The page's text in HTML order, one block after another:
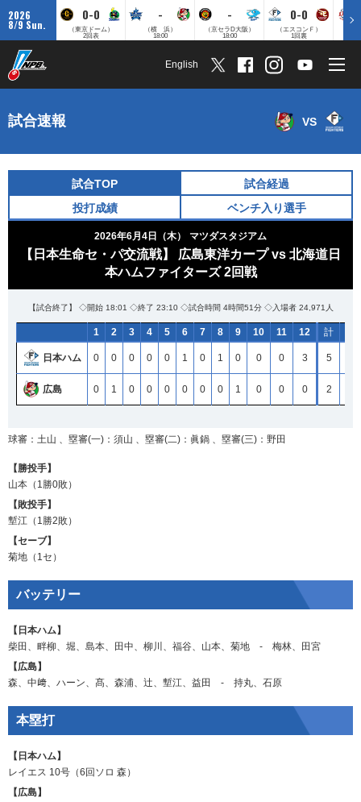
2026
8/9 Sun.
0-0
（東京ドーム）
2回表
-
（横 浜）
18:00
-
（京セラD大阪）
18:00
0-0
（エスコンＦ）
1回裏
English
試合速報 VS
試合TOP
試合経過
投打成績
ベンチ入り選手
2026年6月4日（木） マツダスタジアム
【日本生命セ・パ交流戦】 広島東洋カープ vs 北海道日
本ハムファイターズ 2回戦
【試合終了】 ◇開始 18:01 ◇終了 23:10 ◇試合時間 4時間51分 ◇入場者 24,971人
1 2 3 4 5 6 7 8 9 10 11 12 計
日本ハム 0 0 0 0 0 1 0 1 0 0 0 3 5
広島 0 1 0 0 0 0 0 0 1 0 0 0 2
1 2 3 4 5 6 7 8 9 10 11 12 計
日本ハム 0 0 0 0 0 1 0 1 0 0 0 3 5
広島 0 1 0 0 0 0 0 0 1 0 0 0 2
1 2 3 4 5 6 7 8 9 10 11 12 計
日本ハム 0 0 0 0 0 1 0 1 0 0 0 3 5
広島 0 1 0 0 0 0 0 0 1 0 0 0 2
1 2 3 4 5 6 7 8 9 10 11 12 計
日本ハム 0 0 0 0 0 1 0 1 0 0 0 3 5
広島 0 1 0 0 0 0 0 0 1 0 0 0 2
球審：土山 、塁審(一)：須山 、塁審(二)：眞鍋 、塁審(三)：野田
【勝投手】
山本 （1勝0敗）
【敗投手】
塹江 （1勝2敗）
【セーブ】
菊地 （1セ）
バッテリー
【日本ハム】
柴田 、 畔柳、 堀、 島本、 田中、 柳川 、 福谷、 山本、 菊地 ‐ 梅林、
田宮
【広島】
森、 中﨑、 ハーン、 髙、 森浦、 辻、 塹江、 益田 ‐ 持丸、 石原
本塁打
【日本ハム】
レイエス 10号（6回ソロ 森 ）
【広島】